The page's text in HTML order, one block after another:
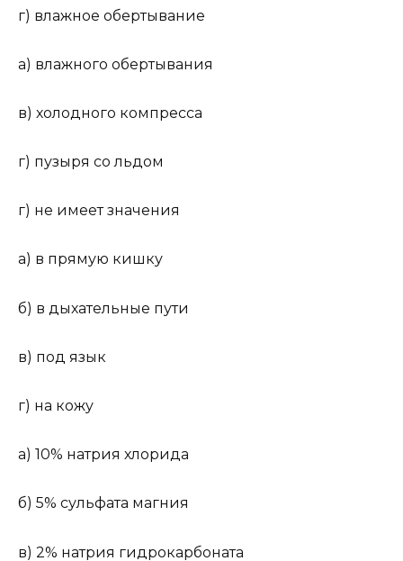
г) влажное обертывание
а) влажного обертывания
в) холодного компресса
г) пузыря со льдом
г) не имеет значения
а) в прямую кишку
б) в дыхательные пути
в) под язык
г) на кожу
а) 10% натрия хлорида
б) 5% сульфата магния
в) 2% натрия гидрокарбоната